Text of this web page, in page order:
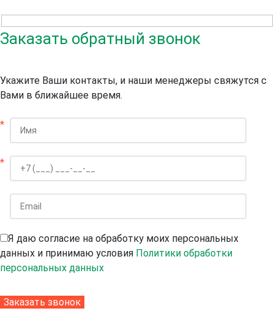
Заказать обратный звонок
Укажите Ваши контакты, и наши менеджеры свяжутся с
Вами в ближайшее время.
*
*
Я даю согласие на обработку моих персональных
данных и принимаю условия Политики обработки
персональных данных